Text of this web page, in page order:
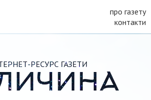
про газету
контакти
РЕСУРС ГАЗЕТИ